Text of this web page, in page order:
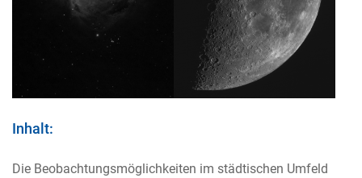
Inhalt:
Die Beobachtungsmöglichkeiten im städtischen Umfeld